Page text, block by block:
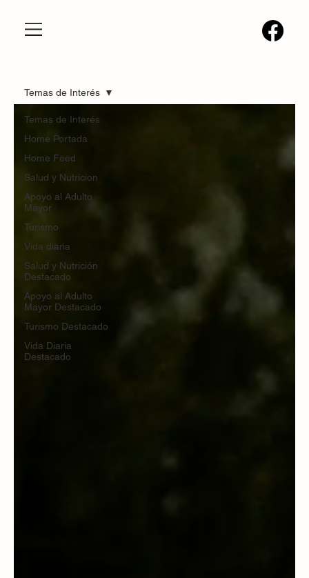
Temas de Interés
Home Portada
Home Feed
Salud y Nutricion
Apoyo al Adulto
Mayor
Turismo
Vida diaria
Salud y Nutrición
Destacado
Apoyo al Adulto
Mayor Destacado
Turismo Destacado
Vida Diaria
Destacado
Temas de Interés